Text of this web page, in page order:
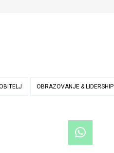
OBRAZOVANJE & LIDERSHIP